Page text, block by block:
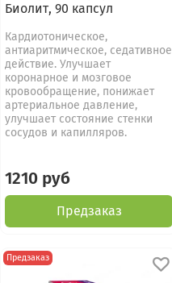
Биолит, 90 капсул
Кардиотоническое,
антиаритмическое, седативное
действие. Улучшает
коронарное и мозговое
кровообращение, понижает
артериальное давление,
улучшает состояние стенки
сосудов и капилляров.
1210 руб
Предзаказ
Предзаказ